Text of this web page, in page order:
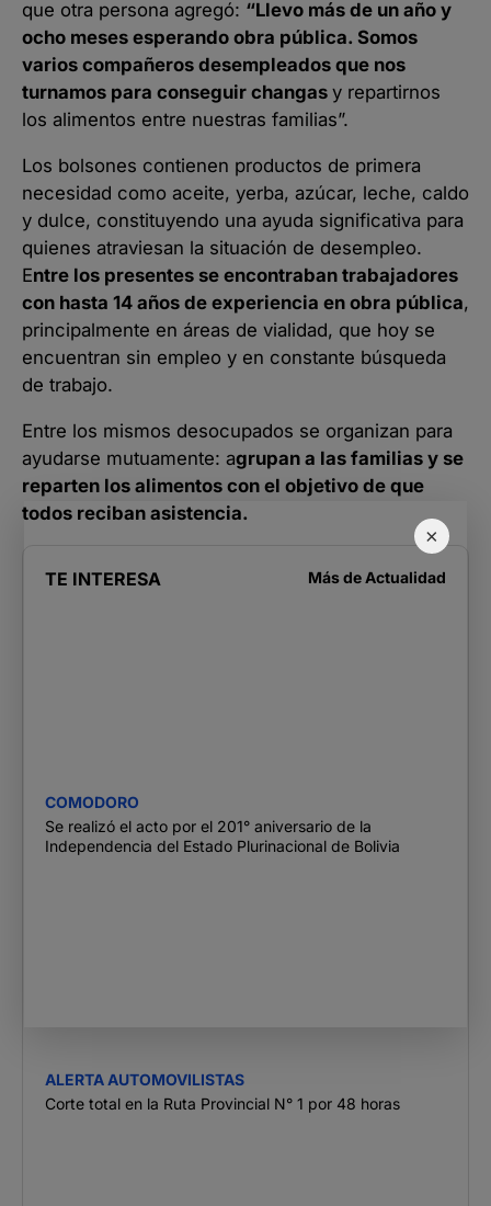
×
que otra persona agregó: “Llevo más de un año y
ocho meses esperando obra pública. Somos
varios compañeros desempleados que nos
turnamos para conseguir changas y repartirnos
los alimentos entre nuestras familias”.
Los bolsones contienen productos de primera
necesidad como aceite, yerba, azúcar, leche, caldo
y dulce, constituyendo una ayuda significativa para
quienes atraviesan la situación de desempleo.
Entre los presentes se encontraban trabajadores
con hasta 14 años de experiencia en obra pública,
principalmente en áreas de vialidad, que hoy se
encuentran sin empleo y en constante búsqueda
de trabajo.
Entre los mismos desocupados se organizan para
ayudarse mutuamente: agrupan a las familias y se
reparten los alimentos con el objetivo de que
todos reciban asistencia.
TE INTERESA Más de Actualidad
COMODORO
Se realizó el acto por el 201° aniversario de la
Independencia del Estado Plurinacional de Bolivia
ALERTA AUTOMOVILISTAS
Corte total en la Ruta Provincial N° 1 por 48 horas